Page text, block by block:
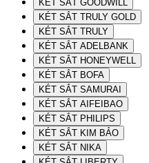
KÉT SẮT GOODWILL
KÉT SẮT TRULY GOLD
KÉT SẮT TRULY
KÉT SẮT ADELBANK
KÉT SẮT HONEYWELL
KÉT SẮT BOFA
KÉT SẮT SAMURAI
KÉT SẮT AIFEIBAO
KÉT SẮT PHILIPS
KÉT SẮT KIM BẢO
KÉT SẮT NIKA